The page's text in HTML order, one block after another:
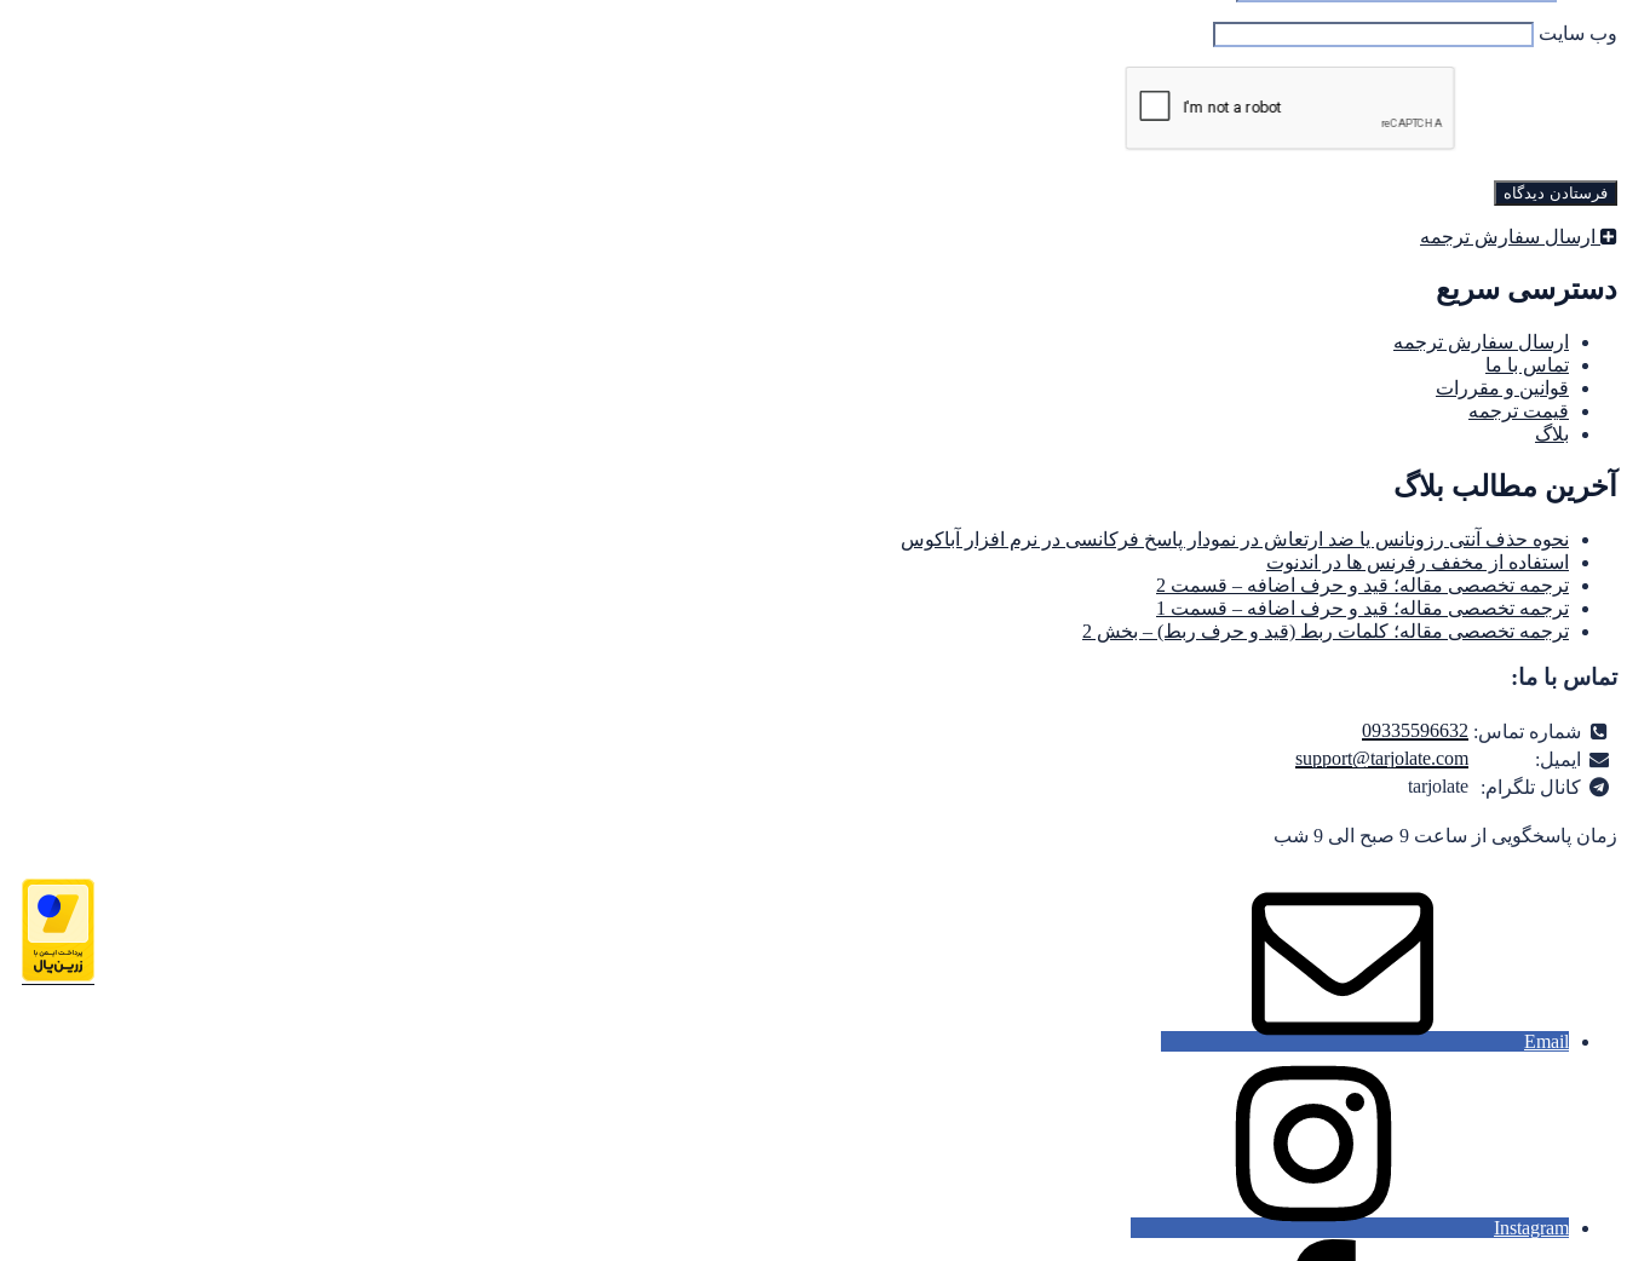
وب‌ سایت
ارسال سفارش ترجمه
دسترسی سریع
ارسال سفارش ترجمه
تماس با ما
قوانین و مقررات
قیمت ترجمه
بلاگ
آخرین مطالب بلاگ
نحوه حذف آنتی رزونانس یا ضد ارتعاش در نمودار پاسخ فرکانسی در نرم افزار آباکوس
استفاده از مخفف رفرنس ها در اندنوت
ترجمه تخصصی مقاله؛ قید و حرف اضافه – قسمت 2
ترجمه تخصصی مقاله؛ قید و حرف اضافه – قسمت 1
ترجمه تخصصی مقاله؛ کلمات ربط (قید و حرف ربط) – بخش 2
تماس با ما:
شماره تماس: 09335596632
ایمیل:
support@tarjolate.com
کانال تلگرام:
tarjolate
زمان پاسخگویی از ساعت 9 صبح الی 9 شب
Email
Instagram